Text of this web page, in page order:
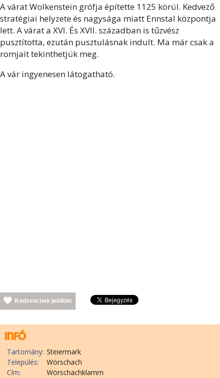
A várat Wolkenstein grófja építette 1125 körül. Kedvező
stratégiai helyzete és nagysága miatt Ennstal központja
lett. A várat a XVI. És XVII. században is tűzvész
pusztította, ezután pusztulásnak indult. Ma már csak a
romjait tekinthetjük meg.
A vár ingyenesen látogatható.
Kedvencnek jelölöm
Tartomány: Steiermark
Település:
Wörschach
Cím:
Wörschachklamm